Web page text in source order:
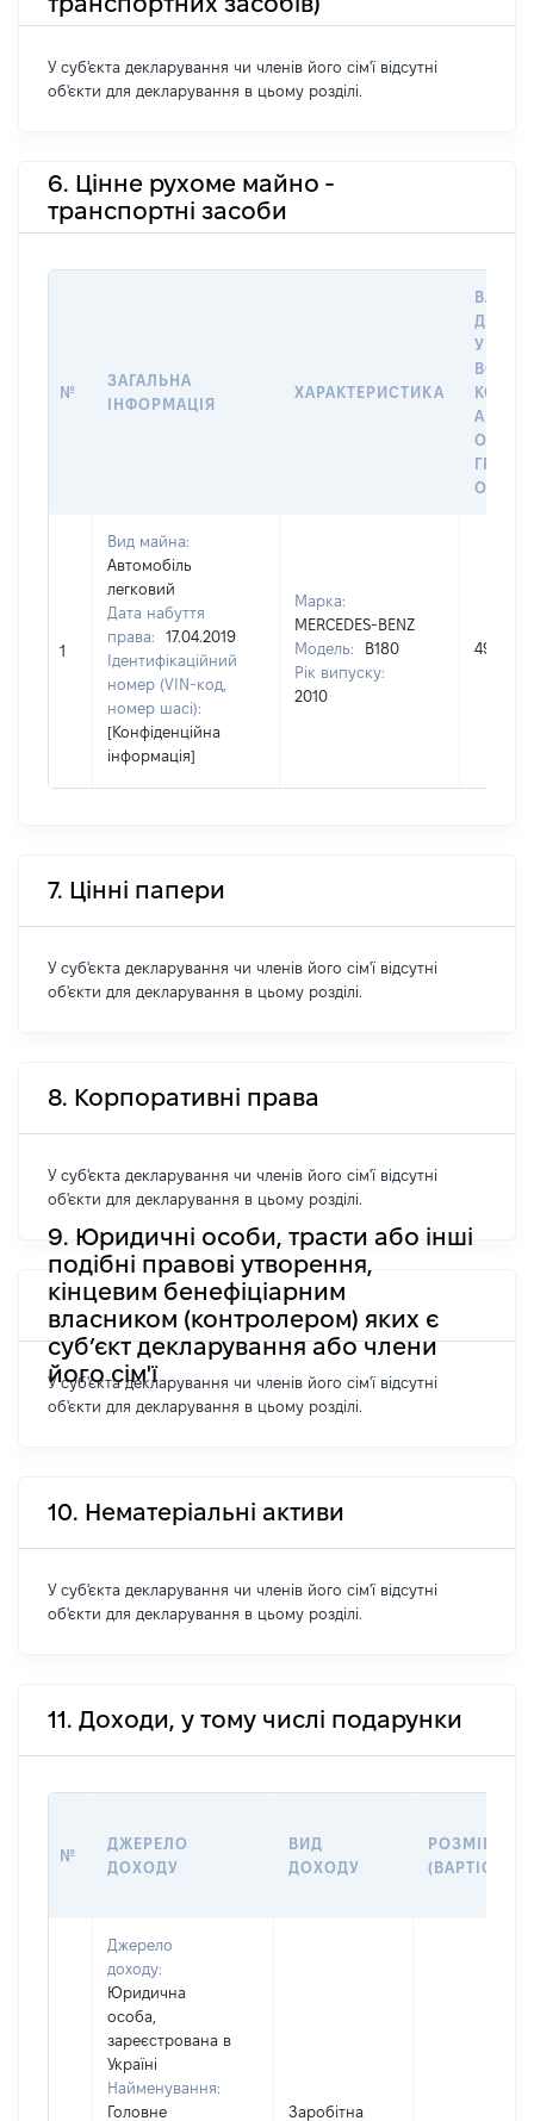
У суб'єкта декларування чи членів його сім'ї відсутні
об'єкти для декларування в цьому розділі.
6. Цінне рухоме майно -
транспортні засоби
№
ЗАГАЛЬНА
ІНФОРМАЦІЯ
ХАРАКТЕРИСТИКА
ДАТУ
У
АБО
1
Вид майна:
Автомобіль
легковий
Дата набуття
права:
17.04.2019
Ідентифікаційний
номер (VIN-код,
номер шасі):
[Конфіденційна
інформація]
Марка:
MERCEDES-BENZ
Модель:
B180
Рік випуску:
2010
49100
7. Цінні папери
У суб'єкта декларування чи членів його сім'ї відсутні
об'єкти для декларування в цьому розділі.
8. Корпоративні права
У суб'єкта декларування чи членів його сім'ї відсутні
об'єкти для декларування в цьому розділі.
9. Юридичні особи, трасти або інші
подібні правові утворення,
кінцевим бенефіціарним
власником (контролером) яких є
суб’єкт декларування або члени
його сім'ї
У суб'єкта декларування чи членів його сім'ї відсутні
об'єкти для декларування в цьому розділі.
10. Нематеріальні активи
У суб'єкта декларування чи членів його сім'ї відсутні
об'єкти для декларування в цьому розділі.
11. Доходи, у тому числі подарунки
№
ДЖЕРЕЛО
ДОХОДУ
ВИД
ДОХОДУ
РОЗМІР
(ВАРТІСТЬ)
Джерело
доходу:
Юридична
особа,
зареєстрована в
Україні
Найменування:
Головне
Заробітна